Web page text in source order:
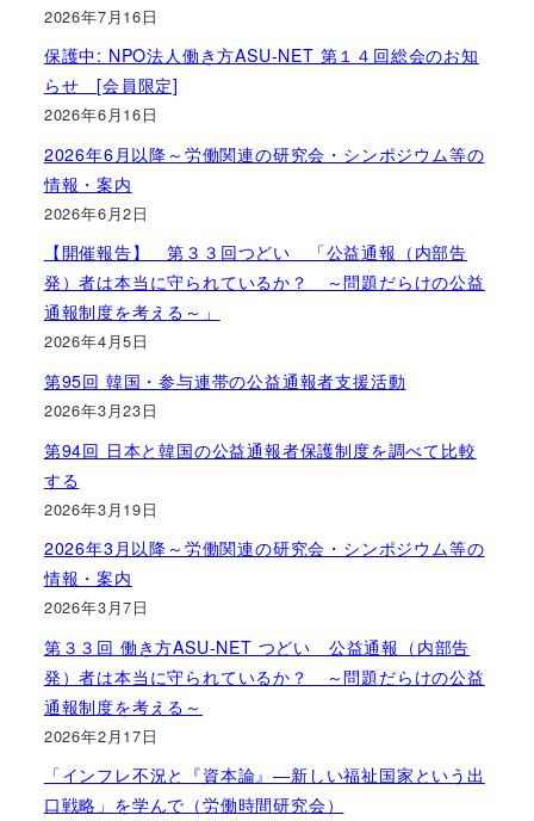
2026年7月16日
保護中: NPO法人働き方ASU-NET 第１４回総会のお知
らせ [会員限定]
2026年6月16日
2026年6月以降～労働関連の研究会・シンポジウム等の
情報・案内
2026年6月2日
【開催報告】 第３３回つどい 「公益通報（内部告
発）者は本当に守られているか？ ～問題だらけの公益
通報制度を考える～」
2026年4月5日
第95回 韓国・参与連帯の公益通報者支援活動
2026年3月23日
第94回 日本と韓国の公益通報者保護制度を調べて比較
する
2026年3月19日
2026年3月以降～労働関連の研究会・シンポジウム等の
情報・案内
2026年3月7日
第３３回 働き方ASU-NET つどい 公益通報（内部告
発）者は本当に守られているか？ ～問題だらけの公益
通報制度を考える～
2026年2月17日
「インフレ不況と『資本論』―新しい福祉国家という出
口戦略」を学んで（労働時間研究会）